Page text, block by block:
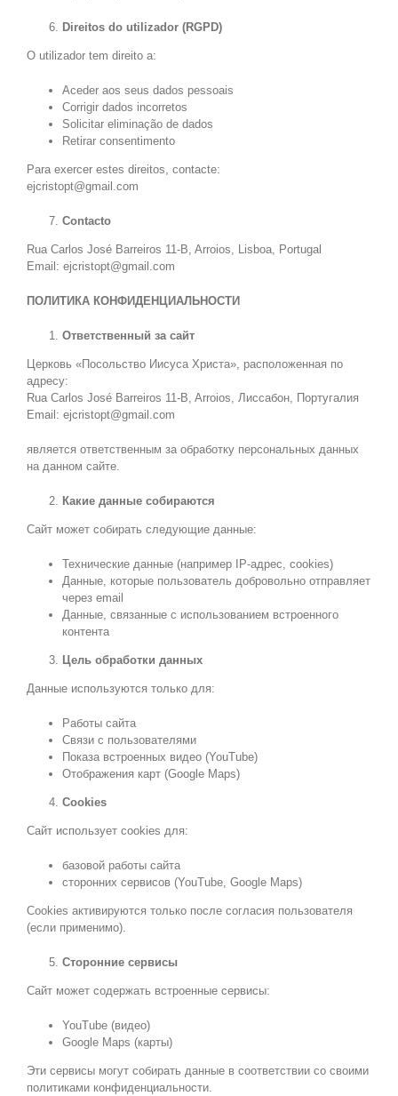
Direitos do utilizador (RGPD)
O utilizador tem direito a:
Aceder aos seus dados pessoais
Corrigir dados incorretos
Solicitar eliminação de dados
Retirar consentimento
Para exercer estes direitos, contacte:
ejcristopt@gmail.com
Contacto
Rua Carlos José Barreiros 11-B, Arroios, Lisboa, Portugal
Email: ejcristopt@gmail.com
ПОЛИТИКА КОНФИДЕНЦИАЛЬНОСТИ
Ответственный за сайт
Церковь «Посольство Иисуса Христа», расположенная по
адресу:
Rua Carlos José Barreiros 11-B, Arroios, Лиссабон, Португалия
Email: ejcristopt@gmail.com
является ответственным за обработку персональных данных
на данном сайте.
Какие данные собираются
Сайт может собирать следующие данные:
Технические данные (например IP-адрес, cookies)
Данные, которые пользователь добровольно отправляет
через email
Данные, связанные с использованием встроенного
контента
Цель обработки данных
Данные используются только для:
Работы сайта
Связи с пользователями
Показа встроенных видео (YouTube)
Отображения карт (Google Maps)
Cookies
Сайт использует cookies для:
базовой работы сайта
сторонних сервисов (YouTube, Google Maps)
Cookies активируются только после согласия пользователя
(если применимо).
Сторонние сервисы
Сайт может содержать встроенные сервисы:
YouTube (видео)
Google Maps (карты)
Эти сервисы могут собирать данные в соответствии со своими
политиками конфиденциальности.